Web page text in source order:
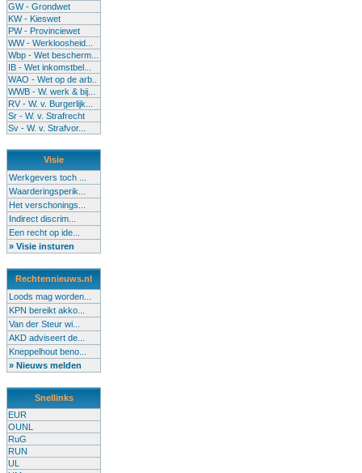
GW - Grondwet
KW - Kieswet
PW - Provinciewet
WW - Werkloosheid...
Wbp - Wet bescherm...
IB - Wet inkomstbel...
WAO - Wet op de arb..
WWB - W. werk & bij...
RV - W. v. Burgerlijk...
Sr - W. v. Strafrecht
Sv - W. v. Strafvor...
Visie
Werkgevers toch ...
Waarderingsperik...
Het verschonings...
Indirect discrim...
Een recht op ide...
» Visie insturen
Rechtennieuws.nl
Loods mag worden...
KPN bereikt akko...
Van der Steur wi...
AKD adviseert de...
Kneppelhout beno...
» Nieuws melden
Snellinks
EUR
OUNL
RuG
RUN
UL